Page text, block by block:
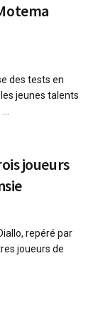
des tests en
jeunes talents
joueurs
repéré par
joueurs de